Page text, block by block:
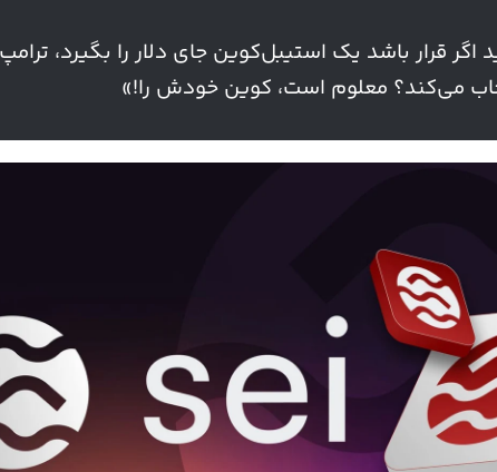
اگر قرار باشد یک استیبل‌کوین جای دلار را بگیرد،
می‌کند؟ معلوم است، کوین خودش را!»